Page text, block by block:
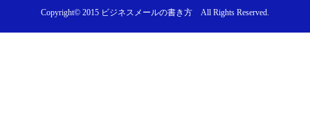
Copyright© 2015 ビジネスメールの書き方 All Rights Reserved.